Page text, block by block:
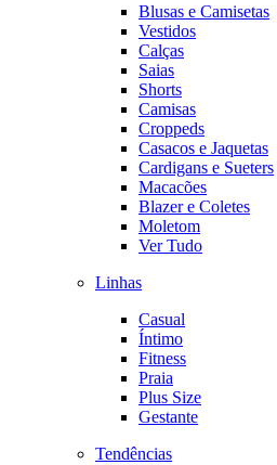
Blusas e Camisetas
Vestidos
Calças
Saias
Shorts
Camisas
Croppeds
Casacos e Jaquetas
Cardigans e Sueters
Macacões
Blazer e Coletes
Moletom
Ver Tudo
Linhas
Casual
Íntimo
Fitness
Praia
Plus Size
Gestante
Tendências